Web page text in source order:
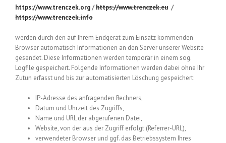
https://www.trenczek.org/https://www.trenczek.eu /
https://www.trenczek.info
werden durch den auf Ihrem Endgerät zum Einsatz kommenden
Browser automatisch Informationen an den Server unserer Website
gesendet. Diese Informationen werden temporär in einem sog.
Logfile gespeichert. Folgende Informationen werden dabei ohne Ihr
Zutun erfasst und bis zur automatisierten Löschung gespeichert:
IP-Adresse des anfragenden Rechners,
Datum und Uhrzeit des Zugriffs,
Name und URL der abgerufenen Datei,
Website, von der aus der Zugriff erfolgt (Referrer-URL),
verwendeter Browser und ggf. das Betriebssystem Ihres